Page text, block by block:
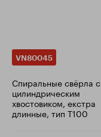
VN80045
Cпиральные свёрла с
цилиндрическим
хвостовиком, екстра
длинные, тип T100